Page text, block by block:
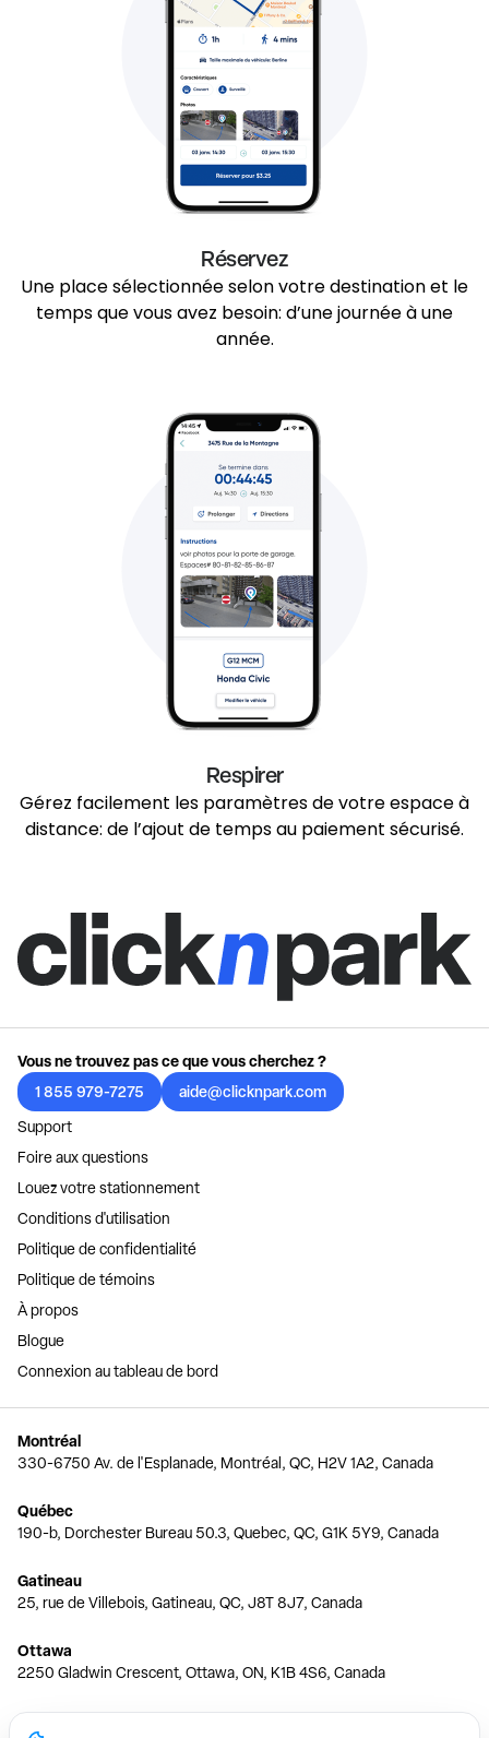
Réservez
Une place sélectionnée selon votre destination et le
temps que vous avez besoin: d’une journée à une
année.
Respirer
Gérez facilement les paramètres de votre espace à
distance: de l’ajout de temps au paiement sécurisé.
Vous ne trouvez pas ce que vous cherchez ?
1 855 979-7275
aide@clicknpark.com
Support
Foire aux questions
Louez votre stationnement
Conditions d'utilisation
Politique de confidentialité
Politique de témoins
À propos
Blogue
Connexion au tableau de bord
Montréal
330-6750 Av. de l'Esplanade, Montréal, QC, H2V 1A2, Canada
Québec
190-b, Dorchester Bureau 50.3, Quebec, QC, G1K 5Y9, Canada
Gatineau
25, rue de Villebois, Gatineau, QC, J8T 8J7, Canada
Ottawa
2250 Gladwin Crescent, Ottawa, ON, K1B 4S6, Canada
Toronto